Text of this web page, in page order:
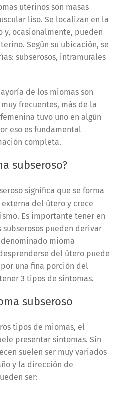
uterinos son masas
liso. Se localizan en la
ocasionalmente, pueden
Según su ubicación, se
subserosos, intramurales
de los miomas son
frecuentes, más de la
tuvo uno en algún
eso es fundamental
completa.
subseroso?
significa que se forma
del útero y crece
Es importante tener en
pueden derivar
mioma
del útero puede
una fina porción del
3 tipos de síntomas.
subseroso
tipos de miomas, el
presentar síntomas. Sin
suelen ser muy variados
y la dirección de
ser: